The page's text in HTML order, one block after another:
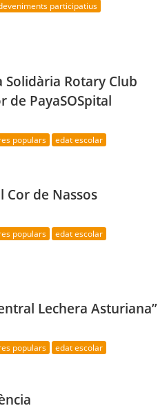
participatius
Rotary Club
de PayaSOSpital
populars
edat escolar
Cor de Nassos
populars
edat escolar
Lechera Asturiana”
populars
edat escolar